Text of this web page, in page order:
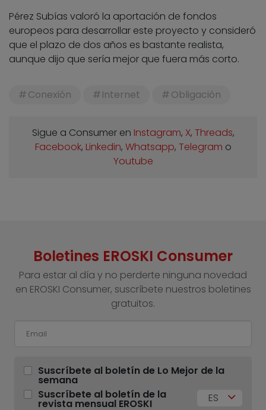
Pérez Subías valoró la aportación de fondos
europeos para desarrollar este proyecto y consideró
que el plazo de dos años es bastante realista,
aunque dijo que sería mejor que fuera más corto.
Conexión Internet Obligación
Sigue a Consumer en Instagram, X, Threads,
Facebook, Linkedin, Whatsapp, Telegram o
Youtube
Boletines EROSKI Consumer
Para estar al día y no perderte ninguna novedad
en EROSKI Consumer, suscríbete nuestros boletines
gratuitos.
Suscríbete al boletín de Lo Mejor de la
semana
Suscríbete al boletín de la
revista mensual EROSKI ES